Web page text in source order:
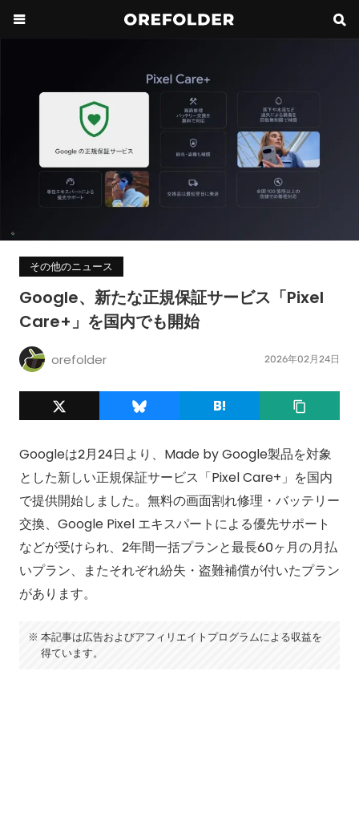
その他のニュース
Google、新たな正規保証サービス「Pixel
Care+」を国内でも開始
orefolder 2026年02月24日
Googleは2月24日より、Made by Google製品を対象
とした新しい正規保証サービス「Pixel Care+」を国内
で提供開始しました。無料の画面割れ修理・バッテリー
交換、Google Pixel エキスパートによる優先サポート
などが受けられ、2年間一括プランと最長60ヶ月の月払
いプラン、またそれぞれ紛失・盗難補償が付いたプラン
があります。
本記事は広告およびアフィリエイトプログラムによる収益を
得ています。